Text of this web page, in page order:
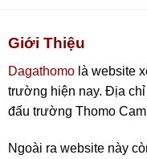
Giới Thiệu
Dagathomo là website
trường hiện nay. Địa chỉ
đấu trường Thomo
Ngoài ra website này